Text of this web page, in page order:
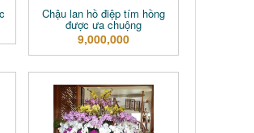
Chậu lan hồ điệp tím hồng
được ưa chuộng
9,000,000